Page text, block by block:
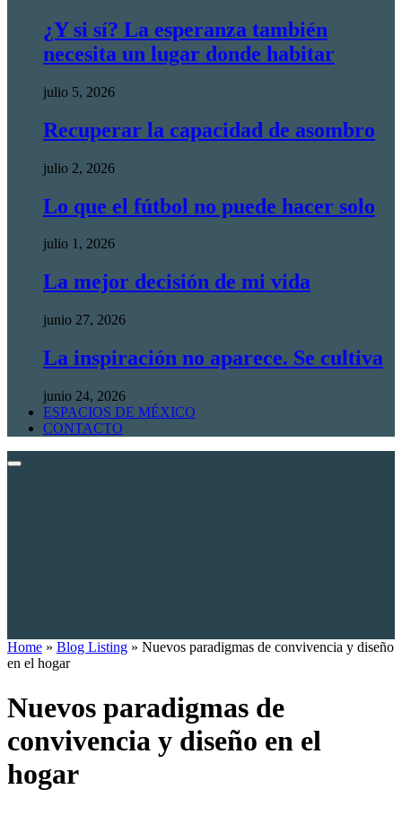
¿Y si sí? La esperanza también
necesita un lugar donde habitar
julio 5, 2026
Recuperar la capacidad de asombro
julio 2, 2026
Lo que el fútbol no puede hacer solo
julio 1, 2026
La mejor decisión de mi vida
junio 27, 2026
La inspiración no aparece. Se cultiva
junio 24, 2026
ESPACIOS DE MÉXICO
CONTACTO
Home » Blog Listing » Nuevos paradigmas de convivencia y diseño
en el hogar
Nuevos paradigmas de
convivencia y diseño en el
hogar